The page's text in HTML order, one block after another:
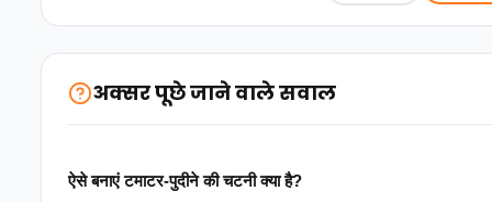
अक्सर पूछे जाने वाले सवाल
ऐसे बनाएं टमाटर-पुदीने की चटनी क्या है?